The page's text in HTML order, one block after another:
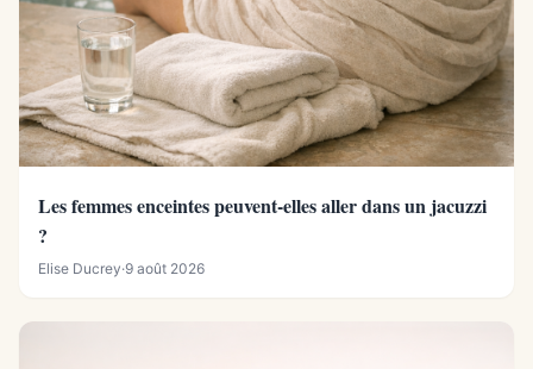
Les femmes enceintes peuvent-elles aller dans un jacuzzi
?
Elise Ducrey·9 août 2026